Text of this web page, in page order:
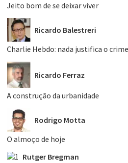
Jeito bom de se deixar viver
Ricardo Balestreri
Charlie Hebdo: nada justifica o
Ricardo Ferraz
A construção da urbanidade
Rodrigo Motta
O almoço de hoje
Rutger Bregman